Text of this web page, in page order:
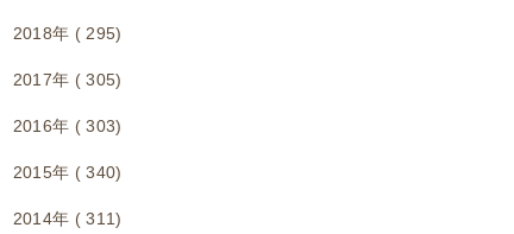
2018年 ( 295)
2017年 ( 305)
2016年 ( 303)
2015年 ( 340)
2014年 ( 311)